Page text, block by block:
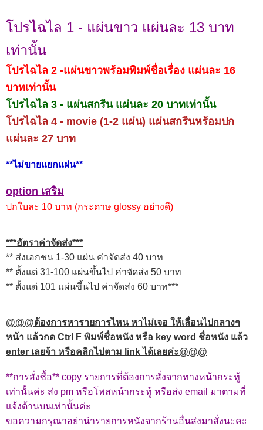
โปรไฉไล 1 - แผ่นขาว แผ่นละ 13 บาท
เท่านั้น
โปรไฉไล 2 -แผ่นขาวพร้อมพิมพ์ชื่อเรื่อง แผ่นละ 16
บาทเท่านั้น
โปรไฉไล 3 - แผ่นสกรีน แผ่นละ 20 บาทเท่านั้น
โปรไฉไล 4 - movie (1-2 แผ่น) แผ่นสกรีนหร้อมปก
แผ่นละ 27 บาท
**ไม่ขายแยกแผ่น**
option เสริม
ปกใบละ 10 บาท (กระดาษ glossy อย่างดี)
***อัตราค่าจัดส่ง***
** ส่งเอกชน 1-30 แผ่น ค่าจัดส่ง 40 บาท
** ตั้งแต่ 31-100 แผ่นขึ้นไป ค่าจัดส่ง 50 บาท
** ตั้งแต่ 101 แผ่นขึ้นไป ค่าจัดส่ง 60 บาท***
@@@ต้องการหารายการไหน หาไม่เจอ ให้เลื่อนไปกลางๆ
หน้า แล้วกด Ctrl F พิมพ์ชื่อหนัง หรือ key word ชื่อหนัง แล้ว
enter เลยจ้า หรือคลิกไปตาม link ได้เลยค่ะ@@@
**การสั่งซื้อ** copy รายการที่ต้องการสั่งจากทางหน้ากระทู้
เท่านั้นค่ะ ส่ง pm หรือโพสหน้ากระทู้ หรือส่ง email มาตามที่
แจ้งด้านบนเท่านั้นค่ะ
ขอความกรุณาอย่านำรายการหนังจากร้านอื่นส่งมาสั่งนะคะ